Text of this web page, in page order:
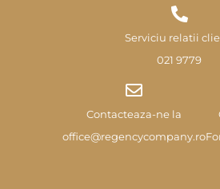
Serviciu relatii
021 9779
Contacteaza-ne la
office@regencycompany.ro